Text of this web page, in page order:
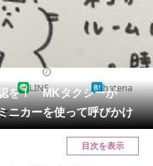
域
教育・育児
サーチ
を！ MKタクシーが
ニカーを使って呼びかけ
LINE hatena
。
目次を表示